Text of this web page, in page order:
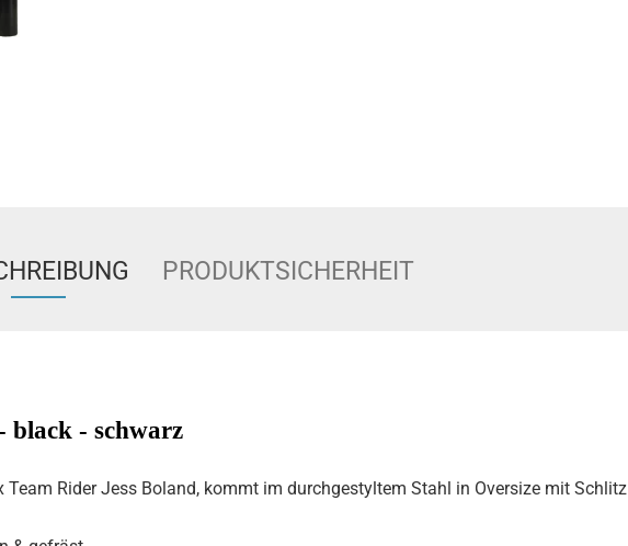
PRODUKTSICHERHEIT
- schwarz
Team Rider Jess Boland, kommt im durchgestyltem Stahl in Oversize mit Schlitz